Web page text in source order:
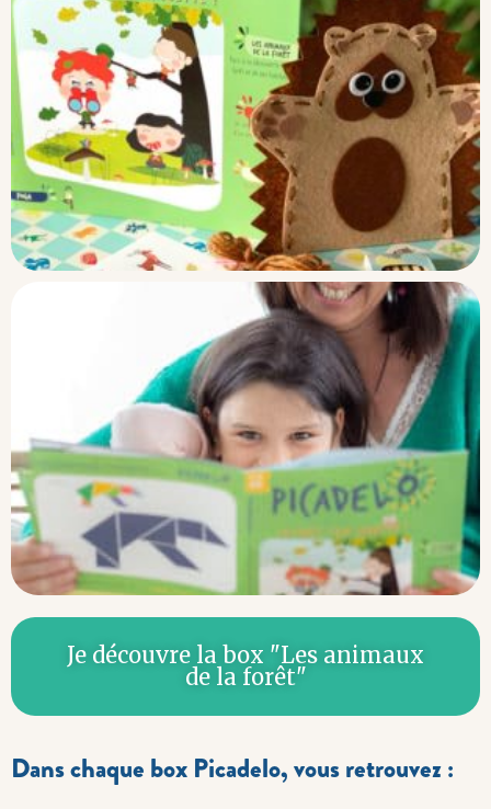
Je découvre la box "Les animaux
de la forêt"
Dans chaque box Picadelo, vous retrouvez :